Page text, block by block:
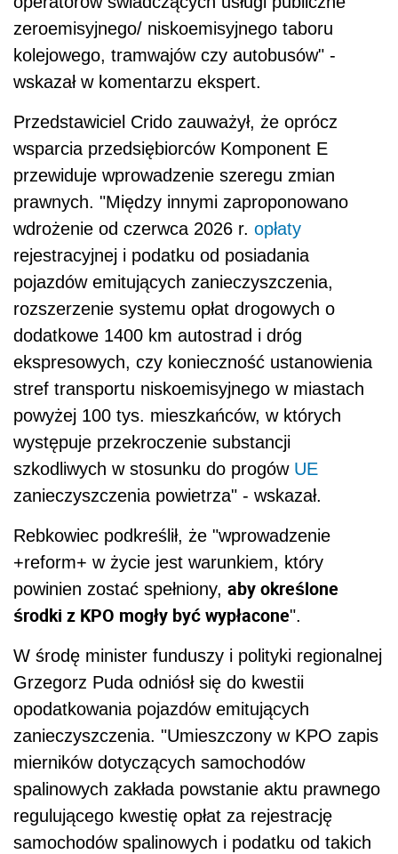
zeroemisyjnego/ niskoemisyjnego taboru
kolejowego, tramwajów czy autobusów" -
wskazał w komentarzu ekspert.
Przedstawiciel Crido zauważył, że oprócz
wsparcia przedsiębiorców Komponent E
przewiduje wprowadzenie szeregu zmian
prawnych. "Między innymi zaproponowano
wdrożenie od czerwca 2026 r. opłaty
rejestracyjnej i podatku od posiadania
pojazdów emitujących zanieczyszczenia,
rozszerzenie systemu opłat drogowych o
dodatkowe 1400 km autostrad i dróg
ekspresowych, czy konieczność ustanowienia
stref transportu niskoemisyjnego w miastach
powyżej 100 tys. mieszkańców, w których
występuje przekroczenie substancji
szkodliwych w stosunku do progów UE
zanieczyszczenia powietrza" - wskazał.
Rebkowiec podkreślił, że "wprowadzenie
+reform+ w życie jest warunkiem, który
powinien zostać spełniony, aby określone
środki z KPO mogły być wypłacone".
W środę minister funduszy i polityki regionalnej
Grzegorz Puda odniósł się do kwestii
opodatkowania pojazdów emitujących
zanieczyszczenia. "Umieszczony w KPO zapis
mierników dotyczących samochodów
spalinowych zakłada powstanie aktu prawnego
regulującego kwestię opłat za rejestrację
samochodów spalinowych i podatku od takich